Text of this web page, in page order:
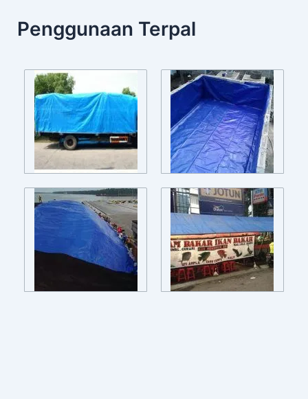
Penggunaan Terpal